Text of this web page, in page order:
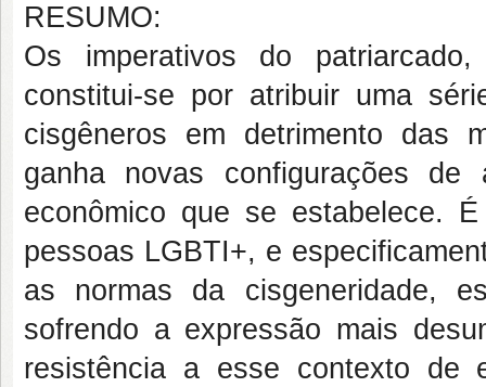
RESUMO:
Os imperativos do
constitui-se por atribuir uma
cisgêneros em detrimento das
ganha novas configurações
econômico que se estabelece.
pessoas LGBTI+, e
as normas da cisgeneridade,
sofrendo a expressão mais
resistência a esse contexto de